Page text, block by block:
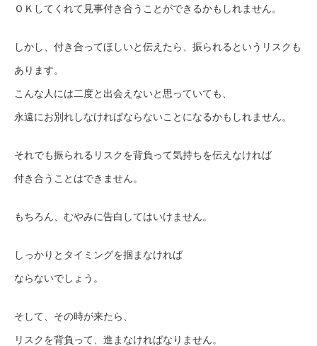
ＯＫしてくれて見事付き合うことができるかもしれません。
しかし、付き合ってほしいと伝えたら、振られるというリスクも
あります。
こんな人には二度と出会えないと思っていても、
永遠にお別れしなければならないことになるかもしれません。
それでも振られるリスクを背負って気持ちを伝えなければ
付き合うことはできません。
もちろん、むやみに告白してはいけません。
しっかりとタイミングを掴まなければ
ならないでしょう。
そして、その時が来たら、
リスクを背負って、進まなければなりません。